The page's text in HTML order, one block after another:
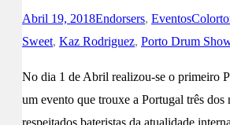
Contactos
Abril 19, 2018Endorsers, Eventos
Sweet, Kaz Rodriguez, Porto Drum
No dia 1 de Abril realizou-se o primeiro
um evento que trouxe a Portugal três dos
respeitados bateristas da atualidade